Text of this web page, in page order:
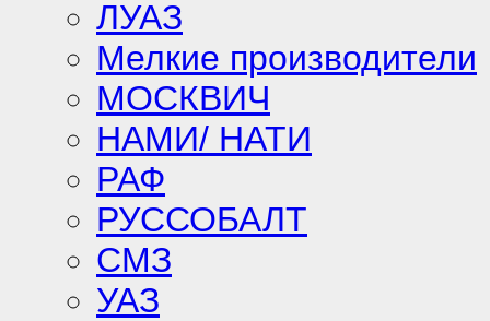
ЛУАЗ
Мелкие производители
МОСКВИЧ
НАМИ/ НАТИ
РАФ
РУССОБАЛТ
СМЗ
УАЗ